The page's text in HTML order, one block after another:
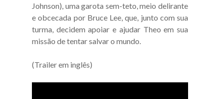
Johnson), uma garota sem-teto, meio delirante
e obcecada por Bruce Lee, que, junto com sua
turma, decidem apoiar e ajudar Theo em sua
missão de tentar salvar o mundo.
(Trailer em inglês)